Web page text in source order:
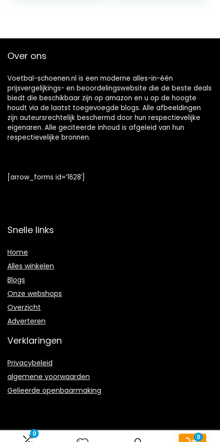
0
0
Mannen
Atletiek (Color :
Over ons
Voetbal-schoenen.nl is een moderne alles-in-één
prijsvergelijkings- en beoordelingswebsite die de beste deals
biedt die beschikbaar zijn op amazon en u op de hoogte
houdt via de laatst toegevoegde blogs. Alle afbeeldingen
zijn auteursrechtelijk beschermd door hun respectievelijke
eigenaren. Alle geciteerde inhoud is afgeleid van hun
respectievelijke bronnen.
[arrow_forms id=’1628′]
Snelle links
Home
Alles winkelen
Blogs
Onze webshops
Overzicht
Adverteren
Verklaringen
Privacybeleid
algemene voorwaarden
Gelieerde openbaarmaking